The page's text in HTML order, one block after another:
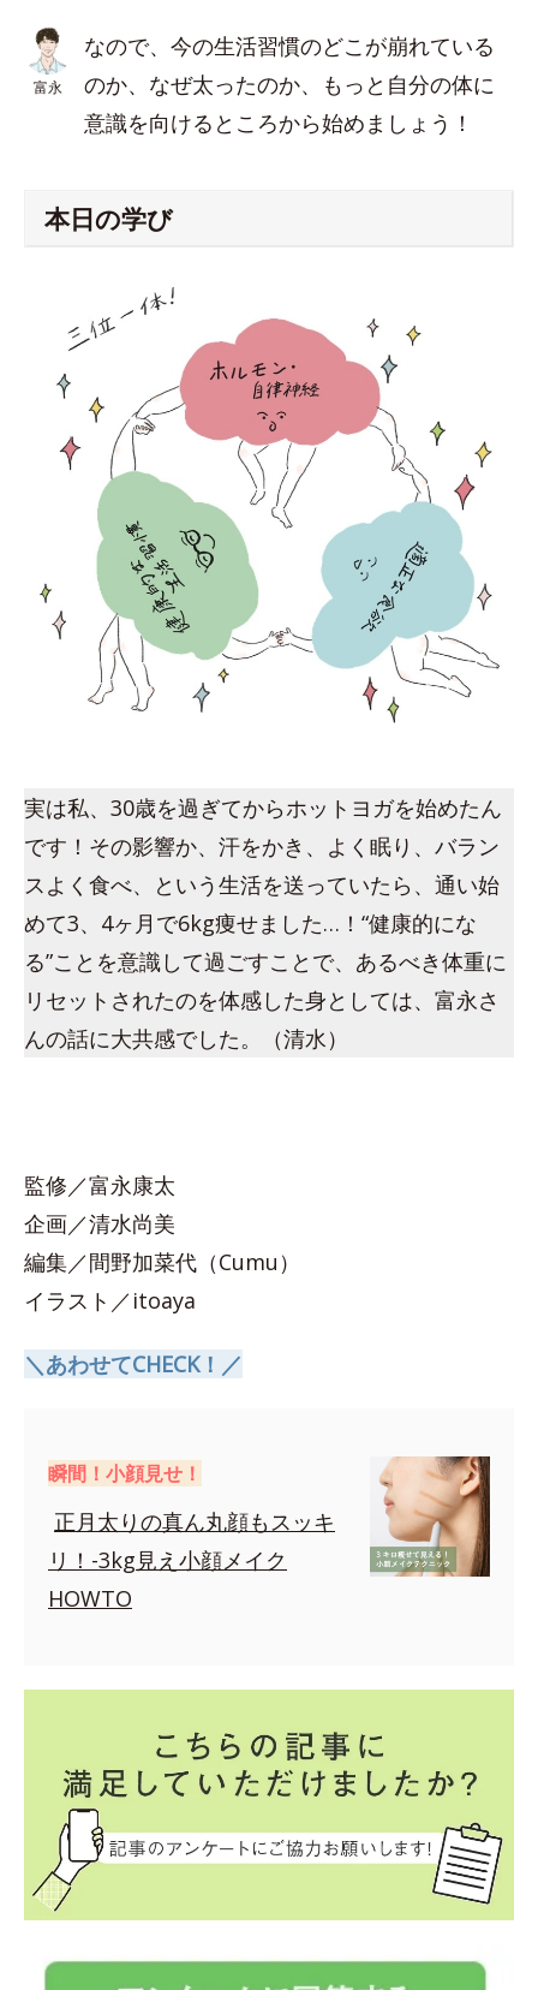
富永
なので、今の生活習慣のどこが崩れている
のか、なぜ太ったのか、もっと自分の体に
意識を向けるところから始めましょう！
本日の学び
実は私、30歳を過ぎてからホットヨガを始めたん
です！その影響か、汗をかき、よく眠り、バラン
スよく食べ、という生活を送っていたら、通い始
めて3、4ヶ月で6kg痩せました…！“健康的にな
る”ことを意識して過ごすことで、あるべき体重に
リセットされたのを体感した身としては、富永さ
んの話に大共感でした。（清水）
監修／富永康太
企画／清水尚美
編集／間野加菜代（Cumu）
イラスト／itoaya
＼あわせてCHECK！／
瞬間！小顔見せ！
正月太りの真ん丸顔もスッキ
リ！-3kg見え小顔メイク
HOWTO